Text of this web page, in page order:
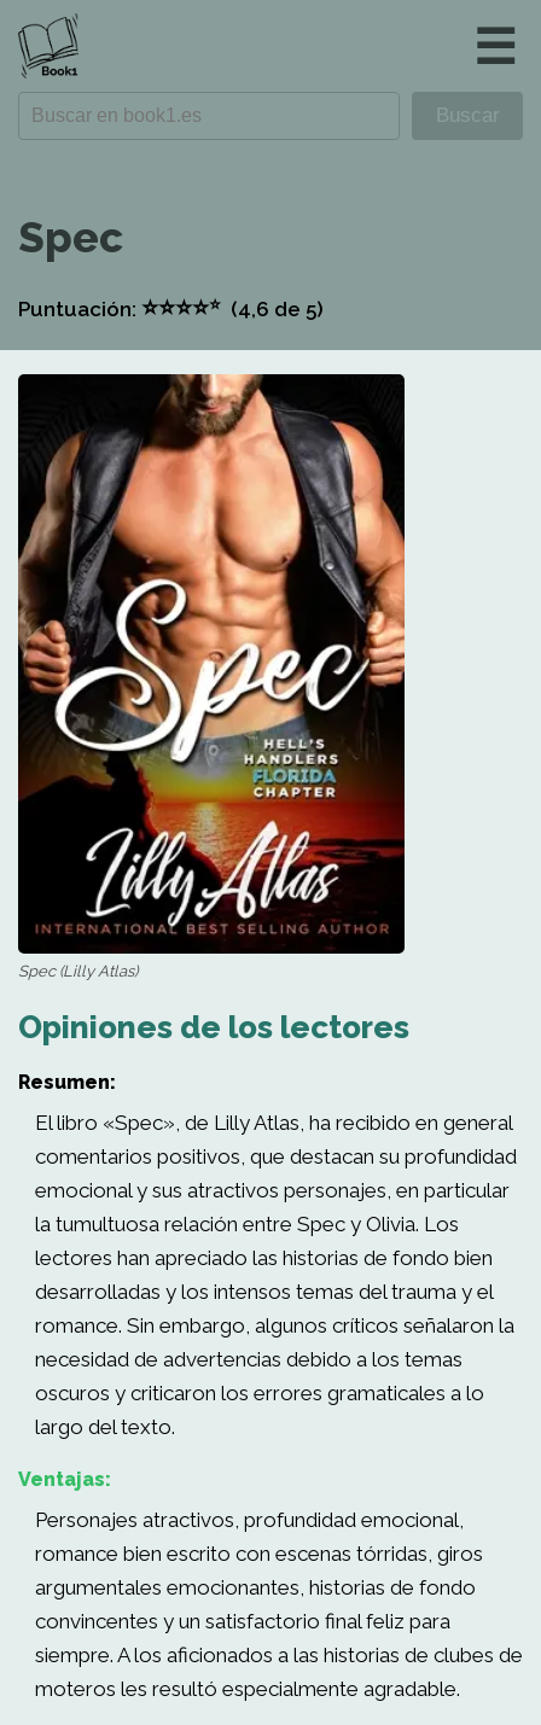
☰
Spec
Puntuación: ⭐⭐⭐⭐⭐ (4,6 de 5)
Spec (Lilly Atlas)
Opiniones de los lectores
Resumen:
El libro «Spec», de Lilly Atlas, ha recibido en general
comentarios positivos, que destacan su profundidad
emocional y sus atractivos personajes, en particular
la tumultuosa relación entre Spec y Olivia. Los
lectores han apreciado las historias de fondo bien
desarrolladas y los intensos temas del trauma y el
romance. Sin embargo, algunos críticos señalaron la
necesidad de advertencias debido a los temas
oscuros y criticaron los errores gramaticales a lo
largo del texto.
Ventajas:
Personajes atractivos, profundidad emocional,
romance bien escrito con escenas tórridas, giros
argumentales emocionantes, historias de fondo
convincentes y un satisfactorio final feliz para
siempre. A los aficionados a las historias de clubes de
moteros les resultó especialmente agradable.